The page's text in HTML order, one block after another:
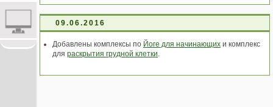
09.06.2016
Добавлены комплексы по Йоге для начинающих и комплекс
для раскрытия грудной клетки.